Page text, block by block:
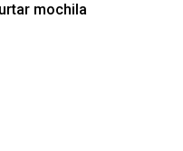
mochila